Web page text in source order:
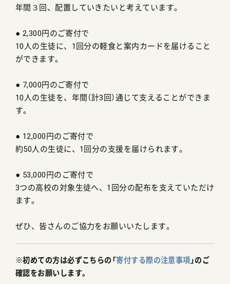
年間３回、配置していきたいと考えています。
● 2,300円のご寄付で
10人の生徒に、1回分の軽食と案内カードを届けること
ができます。
● 7,000円のご寄付で
10人の生徒を、年間（計3回）通じて支えることができま
す。
● 12,000円のご寄付で
約50人の生徒に、1回分の支援を届けられます。
● 53,000円のご寄付で
3つの高校の対象生徒へ、1回分の配布を支えていただけ
ます。
ぜひ、皆さんのご協力をお願いいたします。
※初めての方は必ずこちらの「寄付する際の注意事項 」のご
確認をお願いします。